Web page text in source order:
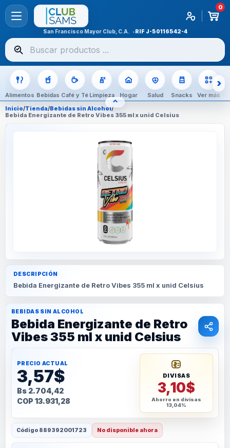
0
San Francisco Mayor Club, C.A. RIF J-50116542-4
Buscar
productos
Alimentos Bebidas Café y Té Limpieza Hogar Salud Snacks Ver más
⌃OCULTAR CATEGORÍAS
Inicio/Tienda/Bebidas sin Alcohol/
Bebida Energizante de Retro Vibes 355 ml x unid Celsius
DESCRIPCIÓN
Bebida Energizante de Retro Vibes 355 ml x unid Celsius
BEBIDAS SIN ALCOHOL
Bebida Energizante de Retro
Vibes 355 ml x unid Celsius
PRECIO ACTUAL
3,57$
Bs 2.704,42
COP 13.931,28
DIVISAS
3,10$
Ahorro en divisas
13,04%
Código 889392001723 No disponible ahora